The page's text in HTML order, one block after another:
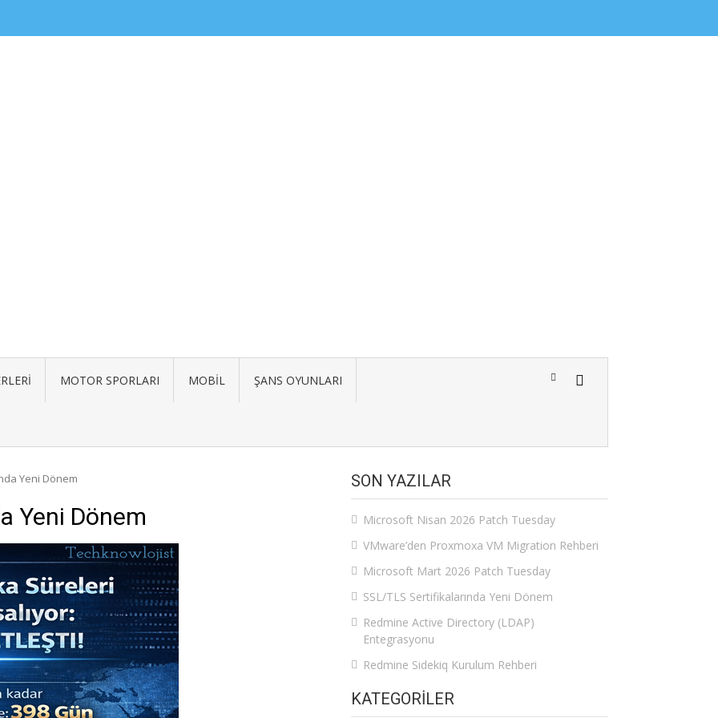
MOTOR SPORLARI MOBIL ŞANS OYUNLARI
Yeni Dönem
Yeni Dönem
SON YAZILAR
Microsoft Nisan 2026 Patch Tuesday
VMware’den Proxmoxa VM Migration Rehberi
Microsoft Mart 2026 Patch Tuesday
SSL/TLS Sertifikalarında Yeni Dönem
Redmine Active Directory (LDAP)
Entegrasyonu
Redmine Sidekiq Kurulum Rehberi
KATEGORILER